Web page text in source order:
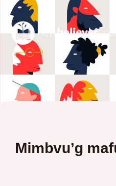
Mimbvuʼg